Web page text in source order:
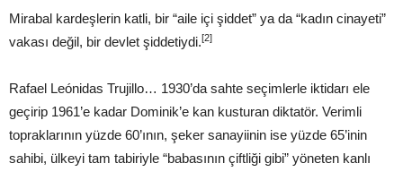
Mirabal kardeşlerin katli, bir “aile içi şiddet” ya da “kadın cinayeti”
vakası değil, bir devlet şiddetiydi.[2]
Rafael Leónidas Trujillo… 1930’da sahte seçimlerle iktidarı ele
geçirip 1961’e kadar Dominik’e kan kusturan diktatör. Verimli
topraklarının yüzde 60’ının, şeker sanayiinin ise yüzde 65’inin
sahibi, ülkeyi tam tabiriyle “babasının çiftliği gibi” yöneten kanlı